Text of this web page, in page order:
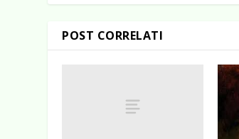
POST CORRELATI